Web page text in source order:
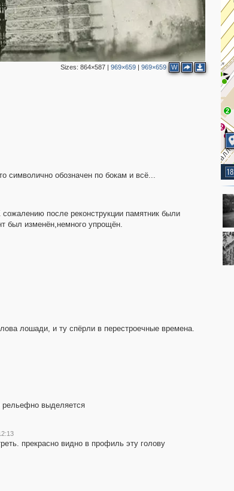
Sizes: 864×587| 969×659| 969×659 W
2
2
символично обозначен по бокам и всё...
после реконструкции памятник были
был изменён,немного упрощён.
лошади, и ту спёрли в перестроечные времена.
рельефно выделяется
прекрасно видно в профиль эту голову